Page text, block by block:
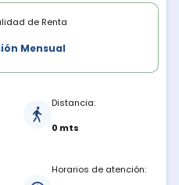
de Renta
Mensual
Distancia:
0 mts
Horarios de atención: